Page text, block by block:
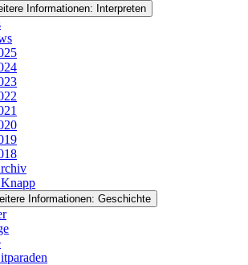
Informationen: Interpreten
Informationen: Geschichte